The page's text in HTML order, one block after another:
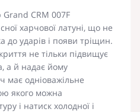
Grand CRM 007F
харчової латуні, що не
до ударів і появи тріщин.
не тільки підвищує
а й надає йому
має одніоважільне
якого можна
і натиск холодної і